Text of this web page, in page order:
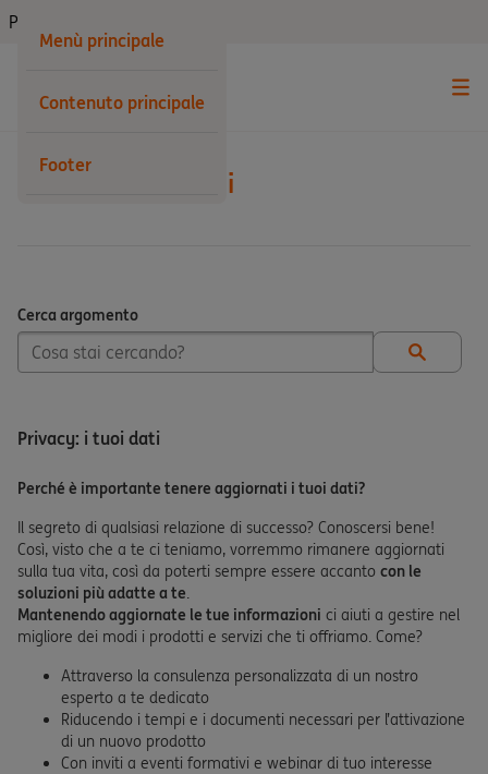
Menù principale
Contenuto principale
Footer
Privati
Altre informazioni
Cerca argomento
Cerca argomento
Privacy: i tuoi dati
Perché è importante tenere aggiornati i tuoi dati?
Il segreto di qualsiasi relazione di successo? Conoscersi bene!
Così, visto che a te ci teniamo, vorremmo rimanere aggiornati
sulla tua vita, così da poterti sempre essere accanto con le
soluzioni più adatte a te.
Mantenendo aggiornate le tue informazioni ci aiuti a gestire nel
migliore dei modi i prodotti e servizi che ti offriamo. Come?
Attraverso la consulenza personalizzata di un nostro
esperto a te dedicato
Riducendo i tempi e i documenti necessari per l’attivazione
di un nuovo prodotto
Con inviti a eventi formativi e webinar di tuo interesse